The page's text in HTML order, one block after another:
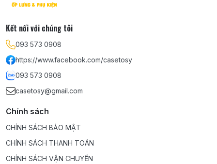
Kết nối với chúng tôi
093 573 0908
https://www.facebook.com/casetosy
093 573 0908
casetosy@gmail.com
Chính sách
CHÍNH SÁCH BẢO MẬT
CHÍNH SÁCH THANH TOÁN
CHÍNH SÁCH VẬN CHUYỂN